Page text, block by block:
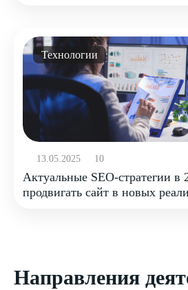
Технологии
13.05.2025 10
Актуальные SEO-стратегии в
продвигать сайт в новых
Направления